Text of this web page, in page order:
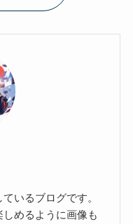
いるブログです。
めるように画像も